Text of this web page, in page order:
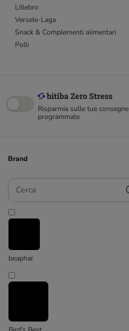
Lillebro
Versele-Laga
Snack & Complementi alimentari
Polli
Risparmia sulle tue consegne
programmate
Brand
Cerca
beaphar